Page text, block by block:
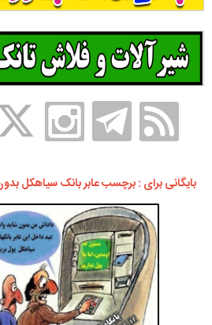
بایگانی برای : برچسب عابر بانک سیاهکل